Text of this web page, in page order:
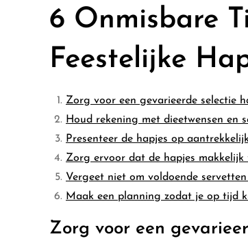
6 Onmisbare
Feestelijke
Zorg voor een gevarieerde selectie
Houd rekening met dieetwensen en
Presenteer de hapjes op
Zorg ervoor dat de hapjes makkelijk
Vergeet niet om voldoende
Maak een planning zodat je op tijd
Zorg voor een